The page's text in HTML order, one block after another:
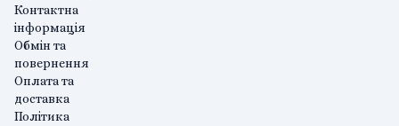
Контактна
інформація
Обмін та
повернення
Оплата та
доставка
Політика